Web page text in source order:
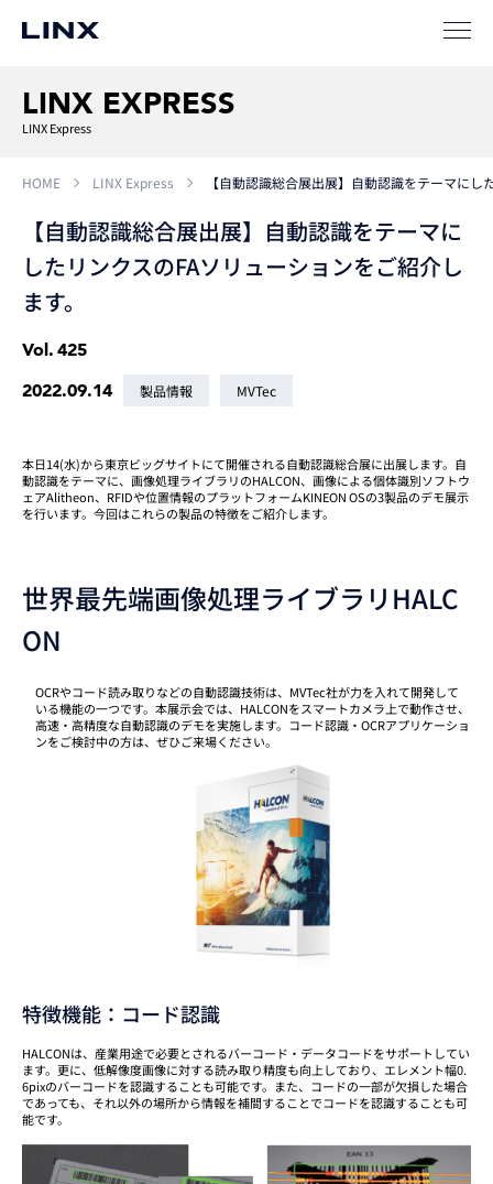
LINX EXPRESS
LINX Express
HOME LINX Express 【自動認識総合展出展】自動認識をテーマに
【自動認識総合展出展】自動認識をテーマに
したリンクスのFAソリューションをご紹介し
ます。
Vol. 425
2022.09.14
製品情報 MVTec
本日14(水)から東京ビッグサイトにて開催される自動認識総合展に出展します。自
動認識をテーマに、画像処理ライブラリのHALCON、画像による個体識別ソフトウ
ェアAlitheon、RFIDや位置情報のプラットフォームKINEON OSの3製品のデモ展示
を行います。今回はこれらの製品の特徴をご紹介します。
世界最先端画像処理ライブラリHALC
ON
OCRやコード読み取りなどの自動認識技術は、MVTec社が力を入れて開発して
いる機能の一つです。本展示会では、HALCONをスマートカメラ上で動作させ、
高速・高精度な自動認識のデモを実施します。コード認識・OCRアプリケーショ
ンをご検討中の方は、ぜひご来場ください。
特徴機能：コード認識
HALCONは、産業用途で必要とされるバーコード・データコードをサポートしてい
ます。更に、低解像度画像に対する読み取り精度も向上しており、エレメント幅0.
6pixのバーコードを認識することも可能です。また、コードの一部が欠損した場合
であっても、それ以外の場所から情報を補間することでコードを認識することも可
能です。